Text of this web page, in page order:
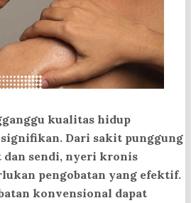
kualitas hidup
signifikan. Dari sakit punggung
sendi, nyeri kronis
pengobatan yang efektif.
konvensional dapat